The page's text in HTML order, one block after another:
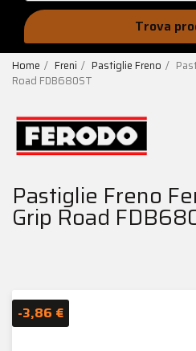
Trova
Home Freni Pastiglie Freno
Road FDB680ST
Pastiglie Freno
Grip Road
-3,86 €